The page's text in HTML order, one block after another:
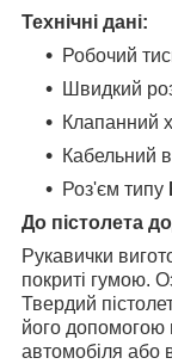
Технічні дані:
Робочий
Швидкий
Клапанний
Кабельний
Роз'єм типу
До пістолета
Рукавички
покриті гумою.
Твердий
його допомогою
автомобіля або